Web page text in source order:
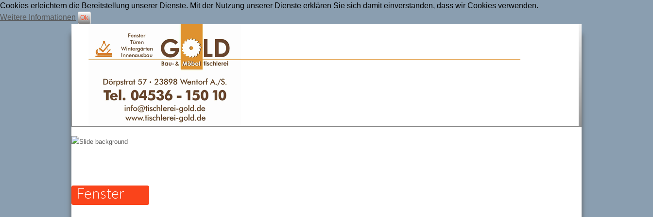
Cookies erleichtern die Bereitstellung unserer Dienste. Mit der Nutzung unserer Dienste erklären Sie sich damit einverstanden, dass wir Cookies verwenden.
Weitere Informationen
Ok
Fenster